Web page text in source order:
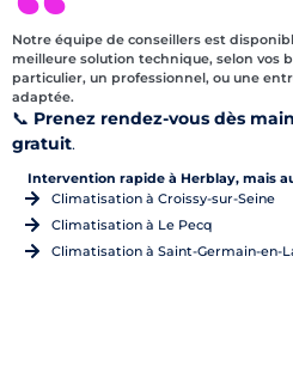
Notre équipe de conseillers est
meilleure solution technique, selon vos
particulier, un professionnel, ou une
adaptée.
📞 Prenez rendez-vous dès
gratuit.
Intervention rapide à Herblay, mais
Climatisation à Croissy-sur-Seine
Climatisation à Le Pecq
Climatisation à Saint-Germain-en-